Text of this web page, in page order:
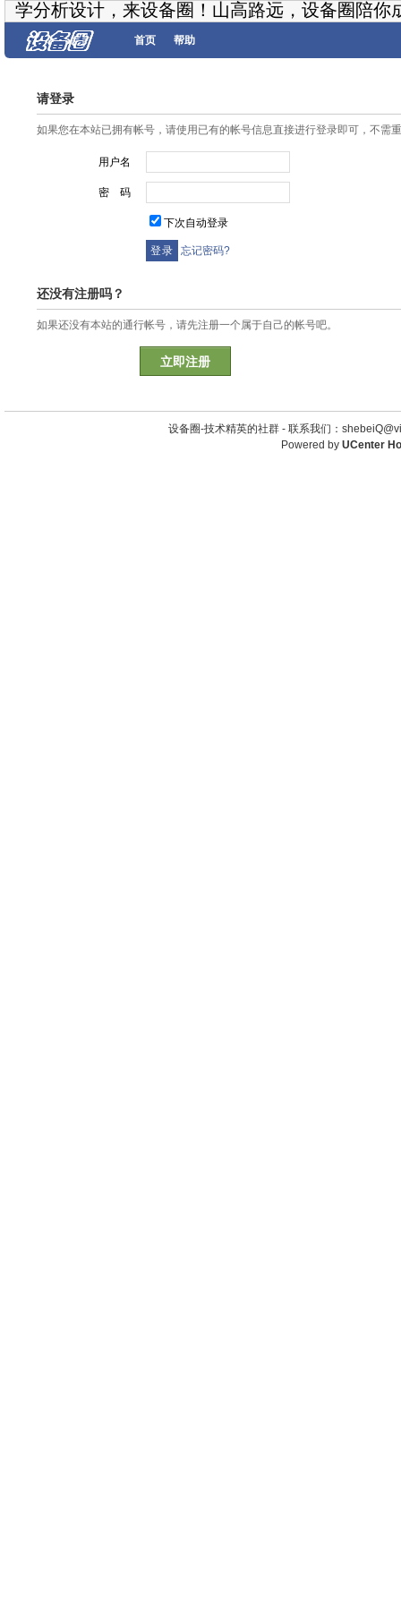
学分析设计，来设备圈！山高路远，设备圈陪你
首页 帮助
请登录
如果您在本站已拥有帐号，请使用已有的帐号信息直接进行登录即可，不需
用户名
密 码
下次自动登录
忘记密码?
还没有注册吗？
如果还没有本站的通行帐号，请先注册一个属于自己的帐号吧。
立即注册
设备圈-技术精英的社群 - 联系我们：
Powered by UCenter